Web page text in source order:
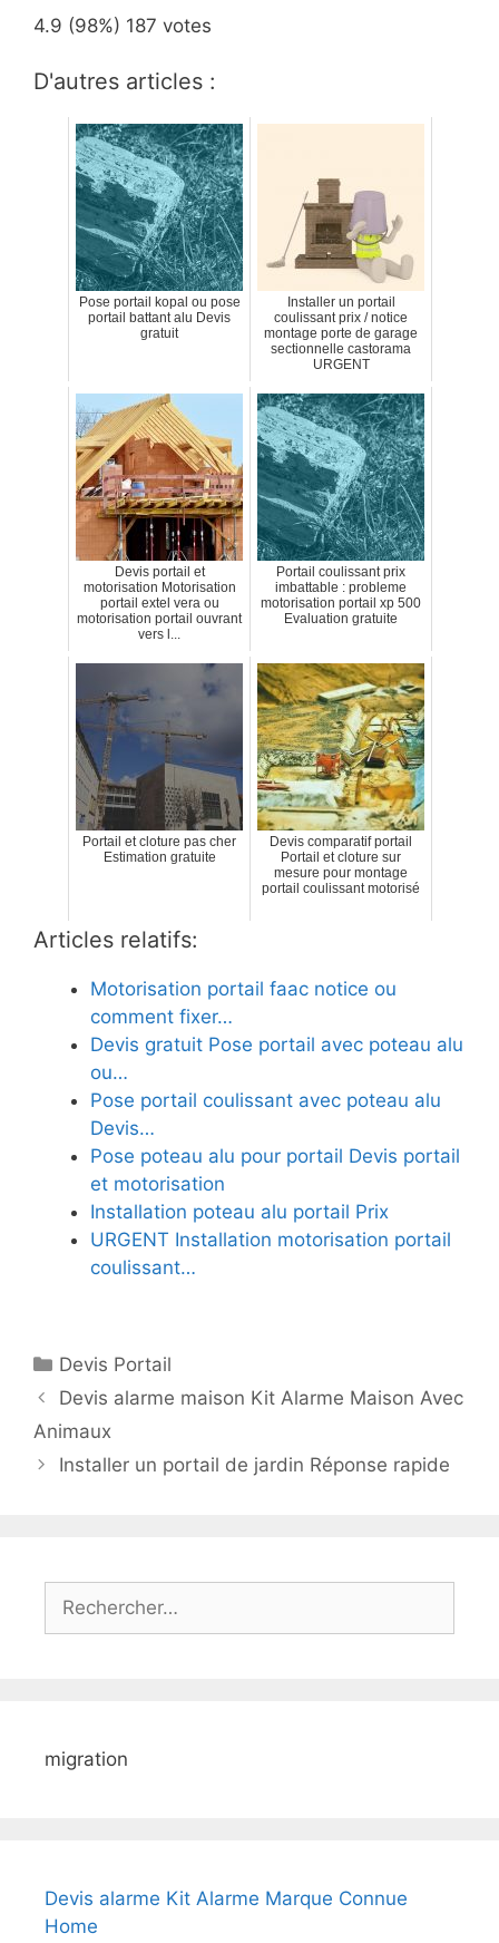
4.9 (98%) 187 votes
D'autres articles :
Pose portail kopal ou pose
portail battant alu Devis
gratuit
Installer un portail
coulissant prix / notice
montage porte de garage
sectionnelle castorama
URGENT
Devis portail et
motorisation Motorisation
portail extel vera ou
motorisation portail ouvrant
vers l...
Portail coulissant prix
imbattable : probleme
motorisation portail xp 500
Evaluation gratuite
Portail et cloture pas cher
Estimation gratuite
Devis comparatif portail
Portail et cloture sur
mesure pour montage
portail coulissant motorisé
Articles relatifs:
Motorisation portail faac notice ou
comment fixer…
Devis gratuit Pose portail avec poteau alu
ou…
Pose portail coulissant avec poteau alu
Devis…
Pose poteau alu pour portail Devis portail
et motorisation
Installation poteau alu portail Prix
URGENT Installation motorisation portail
coulissant…
Catégories
Devis Portail
Devis alarme maison Kit Alarme Maison Avec
Animaux
Installer un portail de jardin Réponse rapide
Rechercher :
migration
Devis alarme Kit Alarme Marque Connue
Home